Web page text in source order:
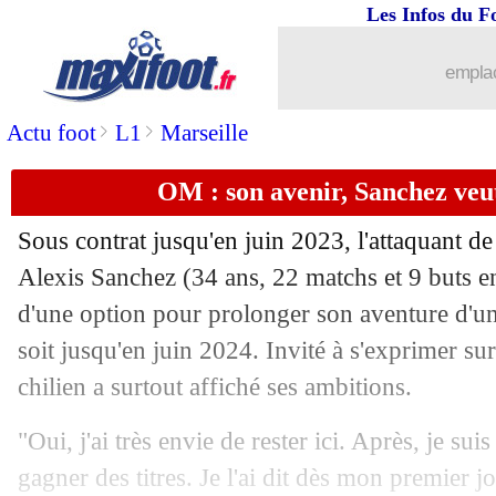
Actu foot> L1 > Marseille
Les Infos du
OM : son avenir, Sanchez
Sous contrat jusqu'en juin 2023, l'attaquant
Alexis Sanchez (34 ans, 22 matchs et 9 buts
d'une option pour prolonger son aventure
soit jusqu'en juin 2024. Invité à s'exprimer
chilien a surtout affiché ses ambitions.
"Oui, j'ai très envie de rester ici. Après, je
gagner des titres. Je l'ai dit dès mon premier
: Hakimi, l'avocate adverse
03/03 Lyon: Sarr raconte son adaptation
03/03 PSG: Pato aurait pu venir en 2012
03/03 Rennes: Bourigeaud compte
03/03 Brésil : Zico rêve de voir Ancelotti
03/03 Chelsea: Koulibaly déterminé à
03/03 Bayern : Choupo-Moting prolongé